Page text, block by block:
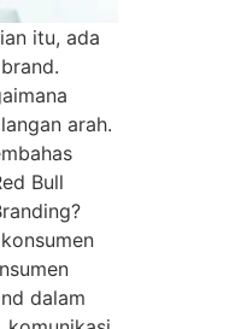
itu, ada
arah.
Bull
dalam